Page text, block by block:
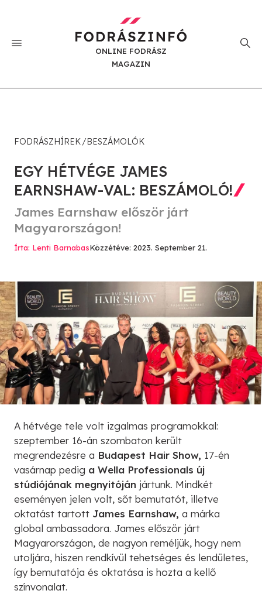
ONLINE FODRÁSZ
MAGAZIN
FODRÁSZHÍREK BESZÁMOLÓK
EGY HÉTVÉGE JAMES
EARNSHAW-VAL: BESZÁMOLÓ!
James Earnshaw először járt
Magyarországon!
Írta: Lenti BarnabasKözzétéve: 2023. September 21.
A hétvége tele volt izgalmas programokkal:
szeptember 16-án szombaton került
megrendezésre a Budapest Hair Show, 17-én
vasárnap pedig a Wella Professionals új
stúdiójának megnyitóján jártunk. Mindkét
eseményen jelen volt, sőt bemutatót, illetve
oktatást tartott James Earnshaw, a márka
global ambassadora. James először járt
Magyarországon, de nagyon reméljük, hogy nem
utoljára, hiszen rendkívül tehetséges és lendületes,
így bemutatója és oktatása is hozta a kellő
színvonalat.